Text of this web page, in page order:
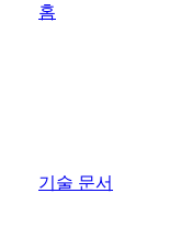
홈
기술 문서